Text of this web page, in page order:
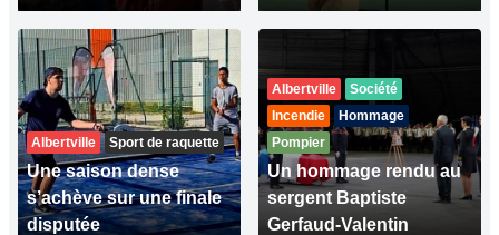
Albertville Sport de raquette
Une saison dense
s’achève sur une finale
disputée
Albertville
Société
Incendie
Hommage
Pompier
Un hommage rendu au
sergent Baptiste
Gerfaud-Valentin